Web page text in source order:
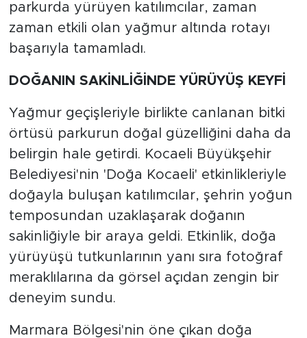
parkurda yürüyen katılımcılar, zaman
zaman etkili olan yağmur altında rotayı
başarıyla tamamladı.
DOĞANIN SAKİNLİĞİNDE YÜRÜYÜŞ KEYFİ
Yağmur geçişleriyle birlikte canlanan bitki
örtüsü parkurun doğal güzelliğini daha da
belirgin hale getirdi. Kocaeli Büyükşehir
Belediyesi'nin 'Doğa Kocaeli' etkinlikleriyle
doğayla buluşan katılımcılar, şehrin yoğun
temposundan uzaklaşarak doğanın
sakinliğiyle bir araya geldi. Etkinlik, doğa
yürüyüşü tutkunlarının yanı sıra fotoğraf
meraklılarına da görsel açıdan zengin bir
deneyim sundu.
Marmara Bölgesi'nin öne çıkan doğa